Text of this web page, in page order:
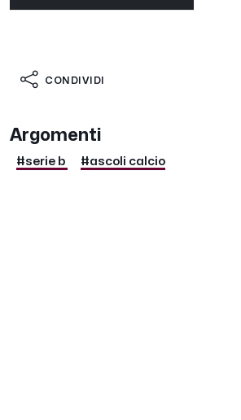
CONDIVIDI
Argomenti
#serie b #ascoli calcio